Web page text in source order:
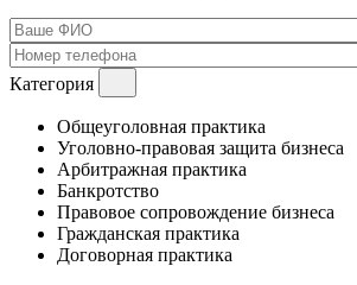
Категория
Общеуголовная практика
Уголовно-правовая защита бизнеса
Арбитражная практика
Банкротство
Правовое сопровождение бизнеса
Гражданская практика
Договорная практика